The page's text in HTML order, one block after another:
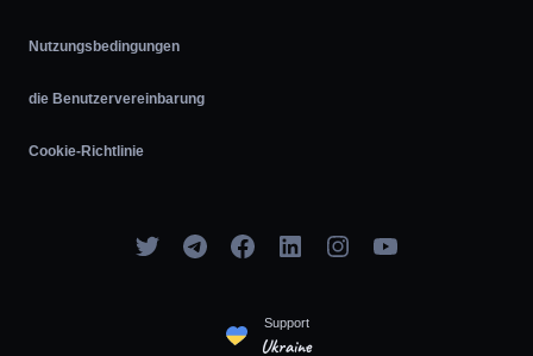
Nutzungsbedingungen
die Benutzervereinbarung
Cookie-Richtlinie
Support
Ukraine